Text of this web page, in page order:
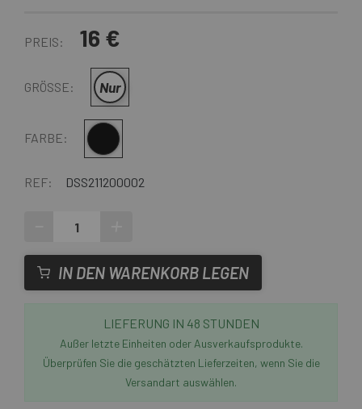
PREIS: 16 €
GRÖSSE: Nur
FARBE: Schwarz
REF: DSS211200002
IN DEN WARENKORB LEGEN
LIEFERUNG IN 48 STUNDEN
Außer letzte Einheiten oder Ausverkaufsprodukte.
Überprüfen Sie die geschätzten Lieferzeiten, wenn Sie die
Versandart auswählen.